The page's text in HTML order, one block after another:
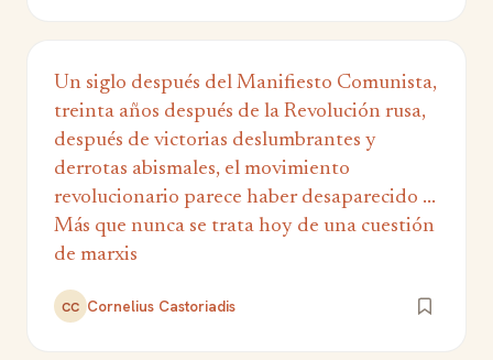
Un siglo después del Manifiesto Comunista,
treinta años después de la Revolución rusa,
después de victorias deslumbrantes y
derrotas abismales, el movimiento
revolucionario parece haber desaparecido ...
Más que nunca se trata hoy de una cuestión
de marxis
CC Cornelius Castoriadis